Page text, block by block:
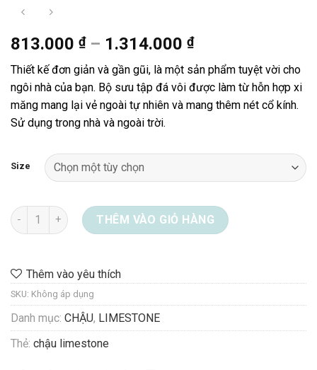
813.000 ₫ – 1.314.000 ₫Khoảng
giá:
từ
813.000 ₫
đến
Thiết kế đơn giản và gần gũi, là một sản phẩm tuyệt vời cho
ngôi nhà của bạn. Bộ sưu tập đá vôi được làm từ hỗn hợp xi
măng mang lại vẻ ngoài tự nhiên và mang thêm nét cổ kính.
Sử dụng trong nhà và ngoài trời.
Size
Chậu Limestone 08-8809 số lượng
THÊM VÀO GIỎ HÀNG
Thêm vào yêu thích
SKU: Không áp dụng
Danh mục: CHẬU, LIMESTONE
Thẻ: chậu limestone